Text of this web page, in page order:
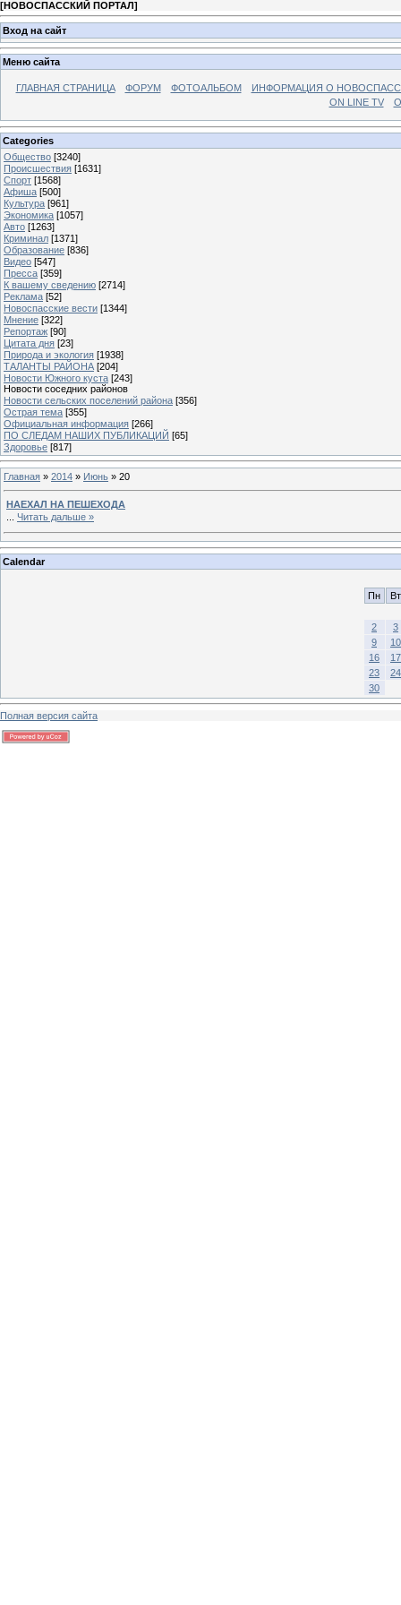
[НОВОСПАССКИЙ ПОРТАЛ]
Вход на сайт
Меню сайта
ГЛАВНАЯ СТРАНИЦА ФОРУМ ФОТОАЛЬБОМ
ИНФОРМАЦИЯ О
ON LINE TV
Categories
Общество [3240]
Происшествия [1631]
Спорт [1568]
Афиша [500]
Культура [961]
Экономика [1057]
Авто [1263]
Криминал [1371]
Образование [836]
Видео [547]
Пресса [359]
К вашему сведению [2714]
Реклама [52]
Новоспасские вести [1344]
Мнение [322]
Репортаж [90]
Цитата дня [23]
Природа и экология [1938]
ТАЛАНТЫ РАЙОНА [204]
Новости Южного куста [243]
Новости соседних районов
Новости сельских поселений района [356]
Острая тема [355]
Официальная информация [266]
ПО СЛЕДАМ НАШИХ ПУБЛИКАЦИЙ [65]
Здоровье [817]
Главная » 2014 » Июнь » 20
НАЕХАЛ НА ПЕШЕХОДА
Читать дальше »
Calendar
Пн Вт
2
3
9
10
16
17
23
24
30
Полная версия сайта